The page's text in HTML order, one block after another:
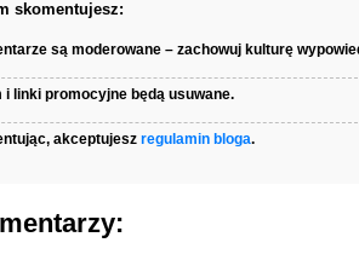
skomentujesz:
są moderowane – zachowuj kulturę
i linki promocyjne będą usuwane.
akceptujesz regulamin bloga.